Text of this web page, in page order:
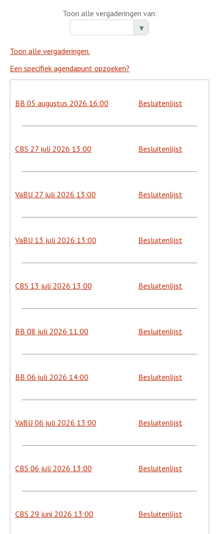
Toon alle vergaderingen van:
Toon alle vergaderingen.
Een specifiek agendapunt opzoeken?
BB 05 augustus 2026 16:00 Besluitenlijst
CBS 27 juli 2026 13:00 Besluitenlijst
VaBU 27 juli 2026 13:00 Besluitenlijst
VaBU 13 juli 2026 13:00 Besluitenlijst
CBS 13 juli 2026 13:00 Besluitenlijst
BB 08 juli 2026 11:00 Besluitenlijst
BB 06 juli 2026 14:00 Besluitenlijst
VaBU 06 juli 2026 13:00 Besluitenlijst
CBS 06 juli 2026 13:00 Besluitenlijst
CBS 29 juni 2026 13:00 Besluitenlijst